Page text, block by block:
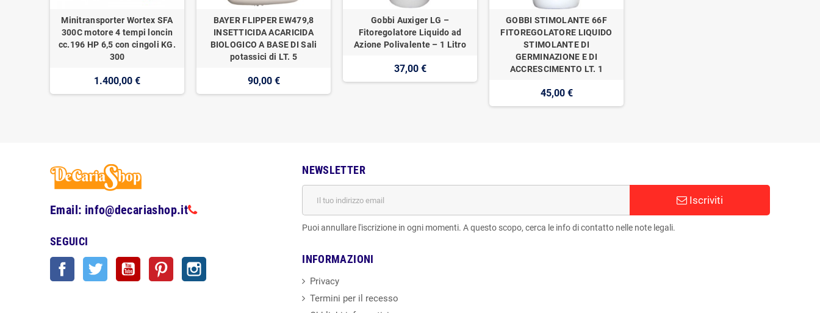
Minitransporter Wortex SFA
300C motore 4 tempi loncin
cc.196 HP 6,5 con cingoli KG.
300
1.400,00 €
BAYER FLIPPER EW479,8
INSETTICIDA ACARICIDA
BIOLOGICO A BASE DI Sali
potassici di LT. 5
90,00 €
Gobbi Auxiger LG –
Fitoregolatore Liquido ad
Azione Polivalente – 1 Litro
37,00 €
GOBBI STIMOLANTE 66F
FITOREGOLATORE LIQUIDO
STIMOLANTE DI
GERMINAZIONE E DI
ACCRESCIMENTO LT. 1
45,00 €
Email: info@decariashop.it
SEGUICI
Facebook Twitter YouTube Pinterest
NEWSLETTER
Iscriviti
Puoi annullare l'iscrizione in ogni momenti. A questo scopo, cerca le info di contatto nelle note legali.
INFORMAZIONI
Privacy
Termini per il recesso